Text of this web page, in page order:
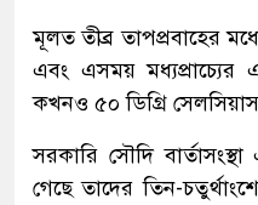
মূলত তীব্র তাপপ্রবাহের
এবং এসময় মধ্যপ্রাচ্যের
কখনও ৫০ ডিগ্রি সেলসিয়াস
সরকারি সৌদি
গেছে তাদের তিন-